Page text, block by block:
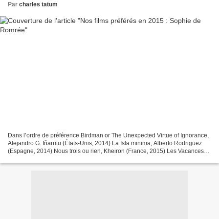
Par charles tatum
Dans l’ordre de préférence Birdman or The Unexpected Virtue of Ignorance,
Alejandro G. Iñarritu (États-Unis, 2014) La Isla minima, Alberto Rodriguez
(Espagne, 2014) Nous trois ou rien, Kheiron (France, 2015) Les Vacances